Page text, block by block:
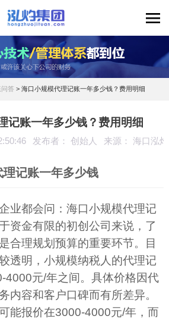
答 > 海口小规模代理记账一年多少钱？费用明细
记账一年多少钱？费用明细
发布者： 创始人 来源： 海口泓灼
记账一年多少钱
业都会问：海口小规模代理记
资金有限的初创公司来说，了
合理规划预算的重要环节。目
透明，小规模纳税人的代理记
4000元/年之间。具体价格因代
内容和客户口碑而有所差异。
能报价在3000-4000元/年，而